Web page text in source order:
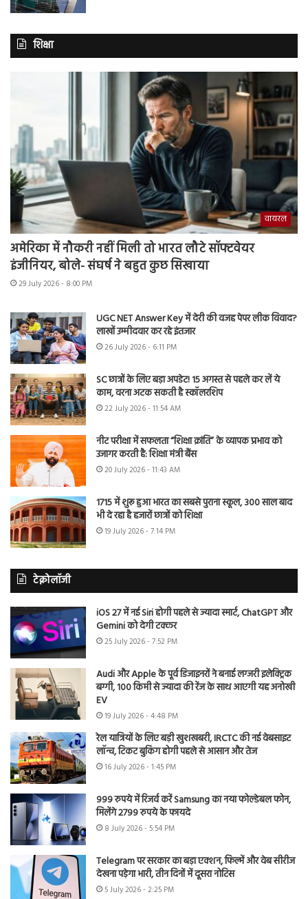
शिक्षा
वायरल
अमेरिका में नौकरी नहीं मिली तो भारत लौटे सॉफ्टवेयर
इंजीनियर, बोले- संघर्ष ने बहुत कुछ सिखाया
29 July 2026 - 8:00 PM
UGC NET Answer Key में देरी की वजह पेपर लीक विवाद?
लाखों उम्मीदवार कर रहे इंतजार
26 July 2026 - 6:11 PM
SC छात्रों के लिए बड़ा अपडेट! 15 अगस्त से पहले कर लें ये
काम, वरना अटक सकती है स्कॉलरशिप
22 July 2026 - 11:54 AM
नीट परीक्षा में सफलता “शिक्षा क्रांति” के व्यापक प्रभाव को
उजागर करती है: शिक्षा मंत्री बैंस
20 July 2026 - 11:43 AM
1715 में शुरू हुआ भारत का सबसे पुराना स्कूल, 300 साल बाद
भी दे रहा है हजारों छात्रों को शिक्षा
19 July 2026 - 7:14 PM
टेक्नोलॉजी
iOS 27 में नई Siri होगी पहले से ज्यादा स्मार्ट, ChatGPT और
Gemini को देगी टक्कर
25 July 2026 - 7:52 PM
Audi और Apple के पूर्व डिजाइनरों ने बनाई लग्जरी इलेक्ट्रिक
बग्गी, 100 किमी से ज्यादा की रेंज के साथ आएगी यह अनोखी
EV
19 July 2026 - 4:48 PM
रेल यात्रियों के लिए बड़ी खुशखबरी, IRCTC की नई वेबसाइट
लॉन्च, टिकट बुकिंग होगी पहले से आसान और तेज
16 July 2026 - 1:45 PM
999 रुपये में रिजर्व करें Samsung का नया फोल्डेबल फोन,
मिलेंगे 2799 रुपये के फायदे
8 July 2026 - 5:54 PM
Telegram पर सरकार का बड़ा एक्शन, फिल्में और वेब सीरीज
देखना पड़ेगा भारी, तीन दिनों में दूसरा नोटिस
5 July 2026 - 2:25 PM